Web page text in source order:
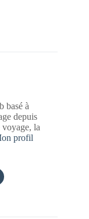
basé à
depuis
la
profil